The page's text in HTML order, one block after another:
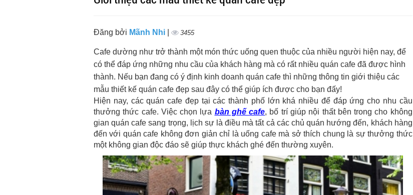
Đăng bởi Mãnh Nhi 3455
Cafe dường như trở thành một món thức uống quen thuộc của nhiều người hiện nay, để
có thể đáp ứng những nhu cầu của khách hàng mà có rất nhiều quán cafe đã được hình
thành. Nếu bạn đang có ý định kinh doanh quán cafe thì những thông tin giới thiệu các
mẫu thiết kế quán cafe đẹp sau đây có thể giúp ích được cho bạn đấy!
Hiện nay, các quán cafe đẹp tại các thành phố lớn khá nhiều để đáp ứng cho nhu cầu
thưởng thức cafe. Việc chọn lựa bàn ghế cafe, bố trí giúp nội thất bên trong cho không
gian quán cafe sang trọng, lịch sự là điều mà tất cả các chủ quán hướng đến, khách hàng
đến với quán cafe không đơn giản chỉ là uống cafe mà sở thích chung là sự thưởng thức
một không gian độc đáo sẽ giúp thực khách ghé đến thường xuyên.